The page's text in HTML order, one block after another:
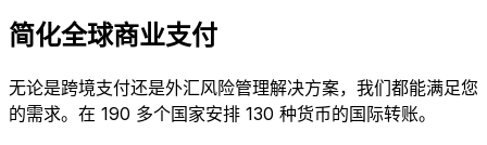
简化全球商业支付
无论是跨境支付还是外汇风险管理解决方案，我们都能满足您
的需求。在 190 多个国家安排 130 种货币的国际转账。